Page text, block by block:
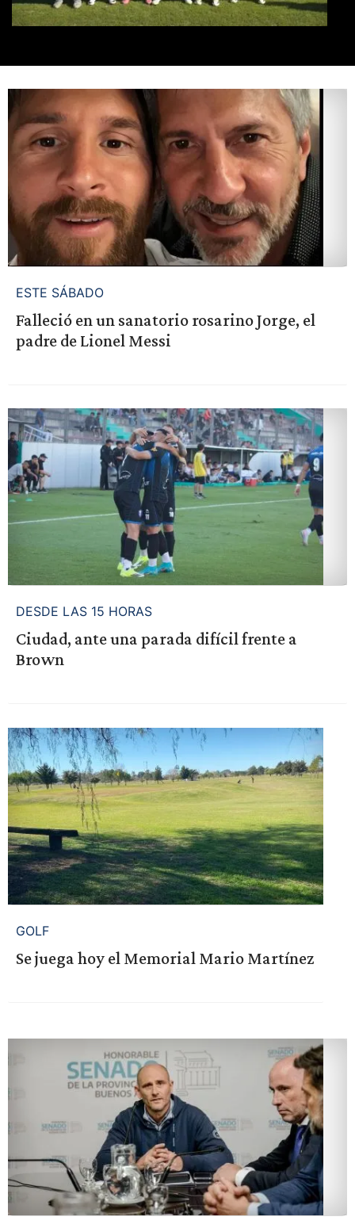
ESTE SÁBADO
Falleció en un sanatorio rosarino Jorge, el
padre de Lionel Messi
DESDE LAS 15 HORAS
Ciudad, ante una parada difícil frente a
Brown
GOLF
Se juega hoy el Memorial Mario Martínez